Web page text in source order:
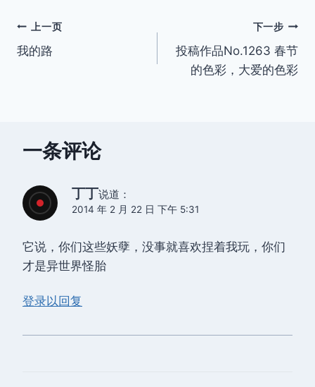
文
章
上一页
我的路
下一步
投稿作品No.1263 春节
的色彩，大爱的色彩
一条评论
丁丁说道：
2014 年 2 月 22 日 下午 5:31
它说，你们这些妖孽，没事就喜欢捏着我玩，你们
才是异世界怪胎
登录以回复